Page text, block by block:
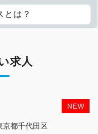
とは？
求人
NEW
京都千代田区